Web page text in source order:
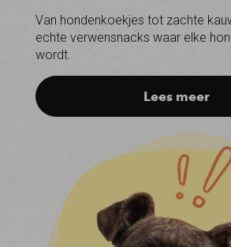
Van hondenkoekjes tot zachte
echte verwensnacks waar elke
wordt.
Lees meer